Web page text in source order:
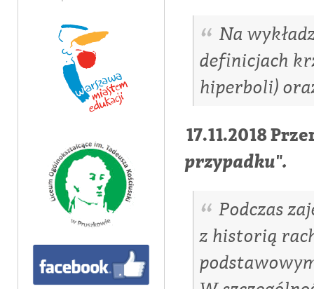
Na
definicjach
hiperboli)
17.11.2018
przypadku".
Podczas
z historią